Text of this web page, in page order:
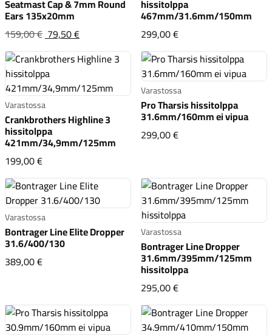
Seatmast Cap & 7mm Round
Ears 135x20mm
159,00 €79,50 €
hinta
oli:159,00 €
Trek Color-Matched Carbon Seatmast Cap &
hissitolppa
467mm/31.6mm/150mm
299,00 €Crankbrothers
Varastossa
Crankbrothers Highline 3
hissitolppa
421mm/34,9mm/125mm
199,00 €Crankbrothers Highline 3 hissitolppa 421mm/
Varastossa
Pro Tharsis hissitolppa
31.6mm/160mm ei vipua
299,00 €Pro Tharsis
Varastossa
Bontrager Line Elite Dropper
31.6/400/130
389,00 €Bontrager Line Elite Dropper 31.6/400/130
Varastossa
Bontrager Line Dropper
31.6mm/395mm/125mm
hissitolppa
295,00 €Bontrager Line